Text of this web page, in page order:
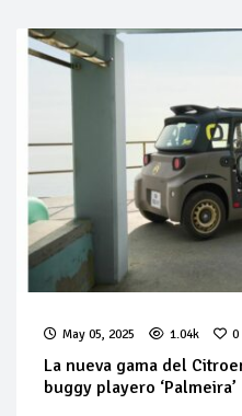
May 05, 2025 1.04k 0
La nueva gama del
buggy playero ‘Palmeira’